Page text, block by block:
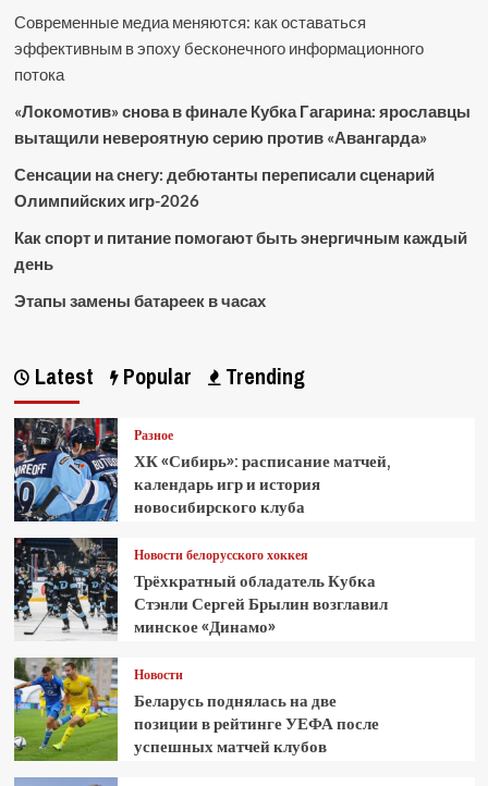
Современные медиа меняются: как оставаться
эффективным в эпоху бесконечного информационного
потока
«Локомотив» снова в финале Кубка Гагарина: ярославцы
вытащили невероятную серию против «Авангарда»
Сенсации на снегу: дебютанты переписали сценарий
Олимпийских игр-2026
Как спорт и питание помогают быть энергичным каждый
день
Этапы замены батареек в часах
Latest Popular Trending
Разное
ХК «Сибирь»: расписание матчей,
календарь игр и история
новосибирского клуба
Новости белорусского хоккея
Трёхкратный обладатель Кубка
Стэнли Сергей Брылин возглавил
минское «Динамо»
Новости
Беларусь поднялась на две
позиции в рейтинге УЕФА после
успешных матчей клубов